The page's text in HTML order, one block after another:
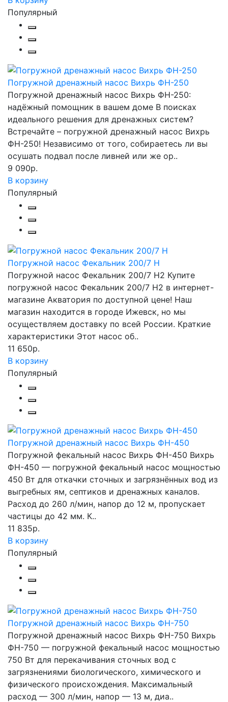
Популярный
Погружной дренажный насос Вихрь ФН-250
Погружной дренажный насос Вихрь ФН-250:
надёжный помощник в вашем доме В поисках
идеального решения для дренажных систем?
Встречайте – погружной дренажный насос Вихрь
ФН-250! Независимо от того, собираетесь ли вы
осушать подвал после ливней или же ор..
9 090р.
В корзину
Популярный
Погружной насос Фекальник 200/7 Н
Погружной насос Фекальник 200/7 Н2 Купите
погружной насос Фекальник 200/7 Н2 в интернет-
магазине Акватория по доступной цене! Наш
магазин находится в городе Ижевск, но мы
осуществляем доставку по всей России. Краткие
характеристики Этот насос об..
11 650р.
В корзину
Популярный
Погружной дренажный насос Вихрь ФН-450
Погружной фекальный насос Вихрь ФН-450 Вихрь
ФН-450 — погружной фекальный насос мощностью
450 Вт для откачки сточных и загрязнённых вод из
выгребных ям, септиков и дренажных каналов.
Расход до 260 л/мин, напор до 12 м, пропускает
частицы до 42 мм. К..
11 835р.
В корзину
Популярный
Погружной дренажный насос Вихрь ФН-750
Погружной дренажный насос Вихрь ФН-750 Вихрь
ФН-750 — погружной фекальный насос мощностью
750 Вт для перекачивания сточных вод с
загрязнениями биологического, химического и
физического происхождения. Максимальный
расход — 300 л/мин, напор — 13 м, диа..